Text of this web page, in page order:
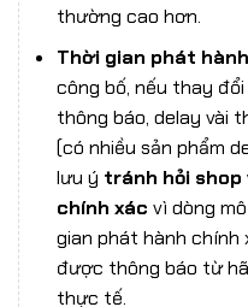
thường cao hơn.
Thời gian phát
công bố, nếu thay
thông báo, delay vài
(có nhiều sản phẩm
lưu ý tránh hỏi
chính xác vì dòng
gian phát hành chính
được thông báo từ
thực tế.